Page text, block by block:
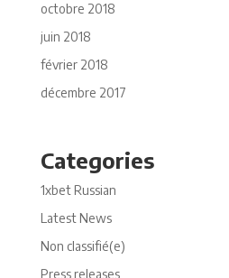
octobre 2018
juin 2018
février 2018
décembre 2017
Categories
1xbet Russian
Latest News
Non classifié(e)
Press releases